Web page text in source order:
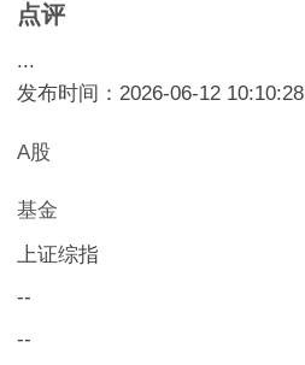
点评
...
发布时间：2026-06-12 10:10:28
A股
基金
上证综指
--
--